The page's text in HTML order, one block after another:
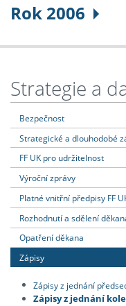
Rok 2006
Strategie a
Bezpečnost
Strategické a dlouhodobé
FF UK pro udržitelnost
Výroční zprávy
Platné vnitřní předpisy FF
Rozhodnutí a sdělení
Opatření děkana
Zápisy
Zápisy z jednání
Zápisy z jednání